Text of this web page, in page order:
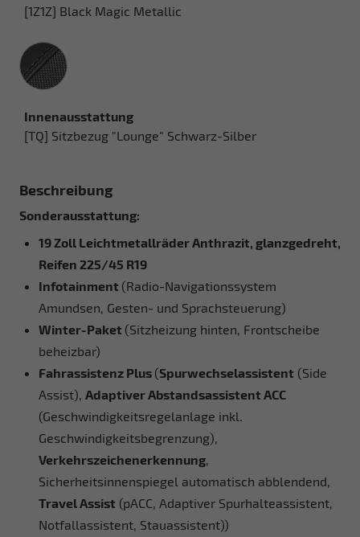
[1Z1Z] Black Magic Metallic
Innenausstattung
Innenausstattung
[TQ] Sitzbezug "Lounge" Schwarz-Silber
Beschreibung
Sonderausstattung:
19 Zoll Leichtmetallräder Anthrazit, glanzgedreht,
Reifen 225/45 R19
Infotainment (Radio-Navigationssystem
Amundsen, Gesten- und Sprachsteuerung)
Winter-Paket (Sitzheizung hinten, Frontscheibe
beheizbar)
Fahrassistenz Plus (Spurwechselassistent (Side
Assist), Adaptiver Abstandsassistent ACC
(Geschwindigkeitsregelanlage inkl.
Geschwindigkeitsbegrenzung),
Verkehrszeichenerkennung
Sicherheitsinnenspiegel automatisch abblendend,
Travel Assist (pACC, Adaptiver Spurhalteassistent,
Notfallassistent, Stauassistent))